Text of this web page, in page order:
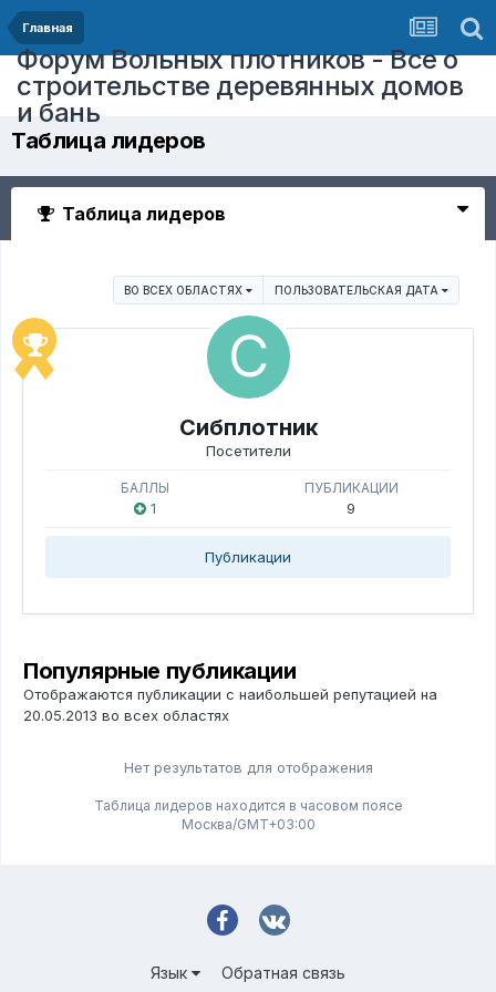
Главная
Форум Вольных плотников - Все о
строительстве деревянных домов
и бань
Таблица лидеров
Таблица лидеров
ВО ВСЕХ ОБЛАСТЯХ ПОЛЬЗОВАТЕЛЬСКАЯ ДАТА
Сибплотник
Посетители
БАЛЛЫ
1
ПУБЛИКАЦИИ
9
Публикации
Популярные публикации
Отображаются публикации с наибольшей репутацией на
20.05.2013 во всех областях
Нет результатов для отображения
Таблица лидеров находится в часовом поясе
Москва/GMT+03:00
Язык Обратная связь